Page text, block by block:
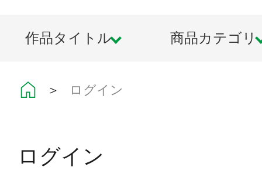
作品タイトル 商品カテゴリ
＞ ログイン
ログイン